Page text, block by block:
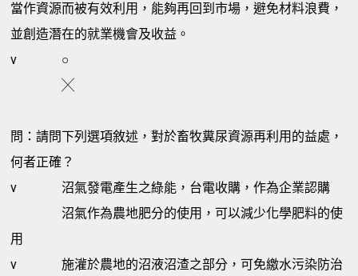
當作資源而被有效利用，能夠再回到市場，避免材料浪費，
並創造潛在的就業機會及收益。
v
○
╳
問：請問下列選項敘述，對於畜牧糞尿資源再利用的益處，
何者正確？
v
沼氣發電產生之綠能，台電收購，作為企業認購
沼氣作為農地肥分的使用，可以減少化學肥料的使
用
v
施灌於農地的沼液沼渣之部分，可免繳水污染防治